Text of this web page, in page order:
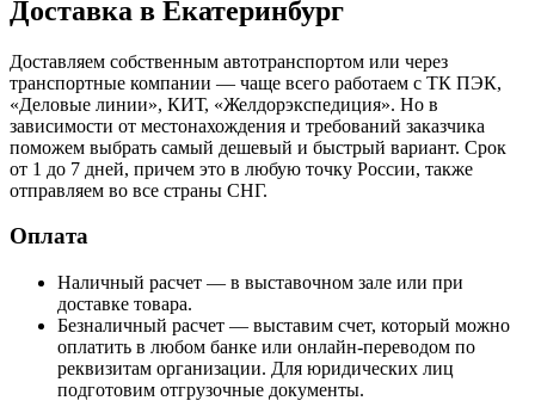
Доставка в Екатеринбург
Доставляем собственным автотранспортом или через
транспортные компании — чаще всего работаем с ТК ПЭК,
«Деловые линии», КИТ, «Желдорэкспедиция». Но в
зависимости от местонахождения и требований заказчика
поможем выбрать самый дешевый и быстрый вариант. Срок
от 1 до 7 дней, причем это в любую точку России, также
отправляем во все страны СНГ.
Оплата
Наличный расчет — в выставочном зале или при
доставке товара.
Безналичный расчет — выставим счет, который можно
оплатить в любом банке или онлайн-переводом по
реквизитам организации. Для юридических лиц
подготовим отгрузочные документы.